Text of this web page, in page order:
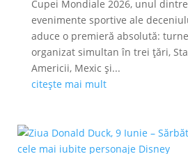
Cupei Mondiale 2026, unul
evenimente sportive ale
aduce o premieră absolută:
organizat simultan în trei țări,
Americii, Mexic și...
citește mai mult